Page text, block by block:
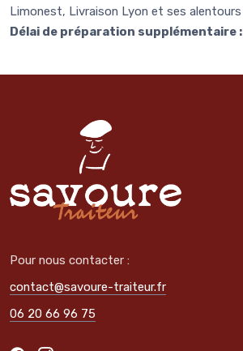
Limonest, Livraison Lyon et ses alentours
Délai de préparation supplémentaire :
Pour nous contacter :
contact@savoure-traiteur.fr
06 20 66 96 75